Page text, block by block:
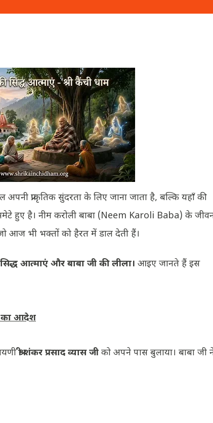
अपनी प्राकृतिक सुंदरता के लिए जाना जाता है, बल्कि यहाँ की
हुए है। नीम करोली बाबा (Neem Karoli Baba) के
आज भी भक्तों को हैरत में डाल देती हैं।
आत्माएं और बाबा जी की लीला। आइए जानते हैं इस
का आदेश
श्री शंकर प्रसाद व्यास जी को अपने पास बुलाया। बाबा जी